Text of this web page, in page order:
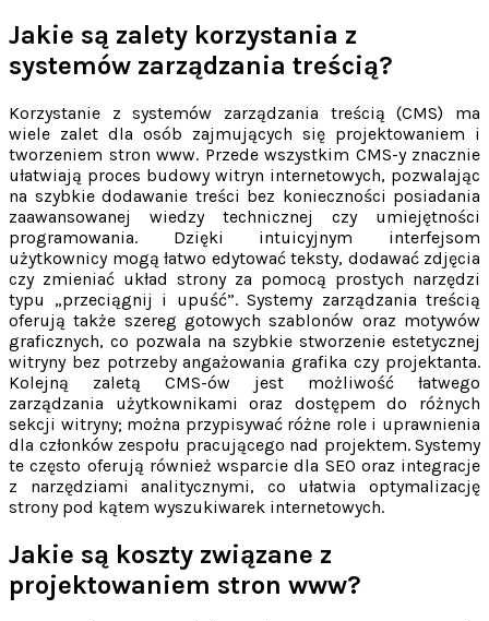
Jakie są zalety korzystania z
systemów zarządzania treścią?
Korzystanie z systemów zarządzania treścią (CMS) ma
wiele zalet dla osób zajmujących się projektowaniem i
tworzeniem stron www. Przede wszystkim CMS-y znacznie
ułatwiają proces budowy witryn internetowych, pozwalając
na szybkie dodawanie treści bez konieczności posiadania
zaawansowanej wiedzy technicznej czy umiejętności
programowania. Dzięki intuicyjnym interfejsom
użytkownicy mogą łatwo edytować teksty, dodawać zdjęcia
czy zmieniać układ strony za pomocą prostych narzędzi
typu „przeciągnij i upuść”. Systemy zarządzania treścią
oferują także szereg gotowych szablonów oraz motywów
graficznych, co pozwala na szybkie stworzenie estetycznej
witryny bez potrzeby angażowania grafika czy projektanta.
Kolejną zaletą CMS-ów jest możliwość łatwego
zarządzania użytkownikami oraz dostępem do różnych
sekcji witryny; można przypisywać różne role i uprawnienia
dla członków zespołu pracującego nad projektem. Systemy
te często oferują również wsparcie dla SEO oraz integracje
z narzędziami analitycznymi, co ułatwia optymalizację
strony pod kątem wyszukiwarek internetowych.
Jakie są koszty związane z
projektowaniem stron www?